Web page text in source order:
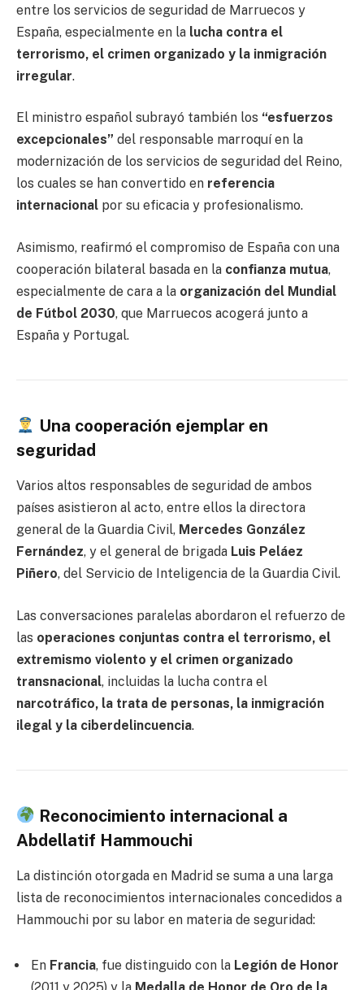
entre los servicios de seguridad de Marruecos y
España, especialmente en la lucha contra el
terrorismo, el crimen organizado y la inmigración
irregular.
El ministro español subrayó también los “esfuerzos
excepcionales” del responsable marroquí en la
modernización de los servicios de seguridad del Reino,
los cuales se han convertido en referencia
internacional por su eficacia y profesionalismo.
Asimismo, reafirmó el compromiso de España con una
cooperación bilateral basada en la confianza mutua,
especialmente de cara a la organización del Mundial
de Fútbol 2030, que Marruecos acogerá junto a
España y Portugal.
Una cooperación ejemplar en
seguridad
Varios altos responsables de seguridad de ambos
países asistieron al acto, entre ellos la directora
general de la Guardia Civil, Mercedes González
Fernández, y el general de brigada Luis Peláez
Piñero, del Servicio de Inteligencia de la Guardia Civil.
Las conversaciones paralelas abordaron el refuerzo de
las operaciones conjuntas contra el terrorismo, el
extremismo violento y el crimen organizado
transnacional, incluidas la lucha contra el
narcotráfico, la trata de personas, la inmigración
ilegal y la ciberdelincuencia.
Reconocimiento internacional a
Abdellatif Hammouchi
La distinción otorgada en Madrid se suma a una larga
lista de reconocimientos internacionales concedidos a
Hammouchi por su labor en materia de seguridad:
En Francia, fue distinguido con la Legión de Honor